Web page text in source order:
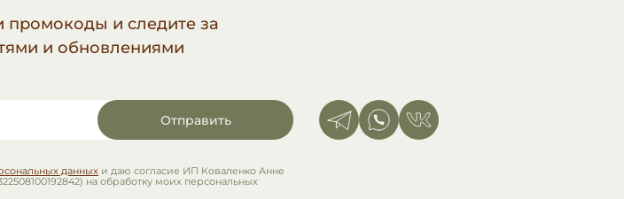
промокоды и следите за
и обновлениями
Отправить
данных и даю согласие ИП Коваленко Анне
на обработку моих персональных